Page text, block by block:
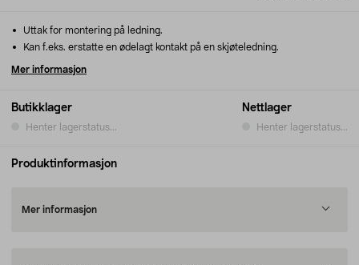
Butikklager
Henter lagerstatus...
Nettlager
Henter lagerstatus...
Uttak for montering på ledning.
Kan f.eks. erstatte en ødelagt kontakt på en skjøteledning.
Mer informasjon
Produktinformasjon
Mer informasjon